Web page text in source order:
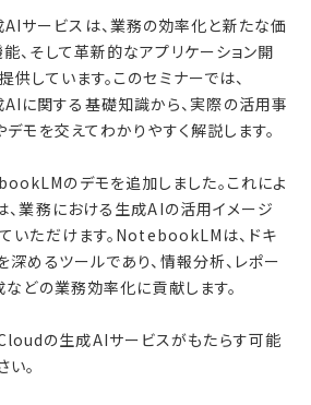
サービスは、業務の効率化と新たな価
、そして革新的なアプリケーション開
しています。このセミナーでは、
に関する基礎知識から、実際の活用事
モを交えてわかりやすく解説します。
のデモを追加しました。これによ
、業務における生成AIの活用イメージ
いただけます。NotebookLMは、ドキ
深めるツールであり、情報分析、レポー
などの業務効率化に貢献します。
の生成AIサービスがもたらす可能
。